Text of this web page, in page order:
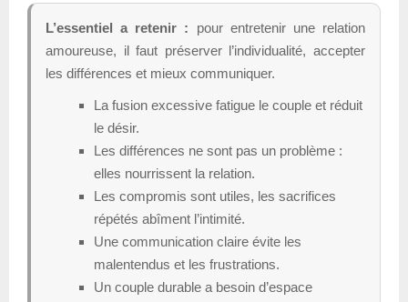
L’essentiel a retenir : pour entretenir une relation
amoureuse, il faut préserver l’individualité, accepter
les différences et mieux communiquer.
La fusion excessive fatigue le couple et réduit
le désir.
Les différences ne sont pas un problème :
elles nourrissent la relation.
Les compromis sont utiles, les sacrifices
répétés abîment l’intimité.
Une communication claire évite les
malentendus et les frustrations.
Un couple durable a besoin d’espace